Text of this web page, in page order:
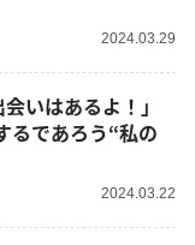
2024.03.29
いはあるよ！」
るであろう“私の
2024.03.22